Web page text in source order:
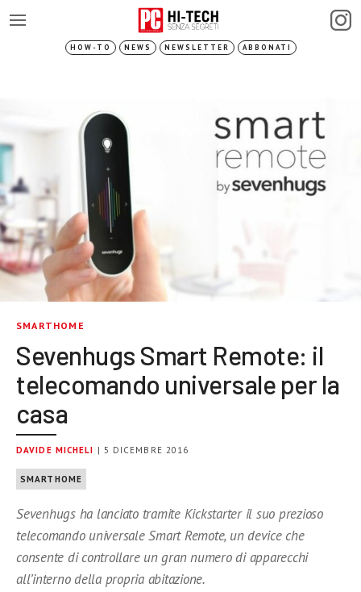
HOW-TO NEWS NEWSLETTER ABBONATI
SMARTHOME
Sevenhugs Smart Remote: il
telecomando universale per la
casa
DAVIDE MICHELI | 5 DICEMBRE 2016
SMARTHOME
Sevenhugs ha lanciato tramite Kickstarter il suo prezioso
telecomando universale Smart Remote, un device che
consente di controllare un gran numero di apparecchi
all’interno della propria abitazione.